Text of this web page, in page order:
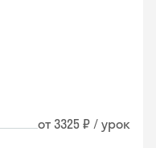
от 3325 ₽ / урок